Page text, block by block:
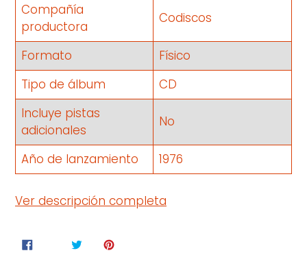
Compañía
productora
Codiscos
Formato
Físico
Tipo de álbum
CD
Incluye pistas
adicionales
No
Año de lanzamiento 1976
COMPARTIR COMPARTIR
TUITEAR